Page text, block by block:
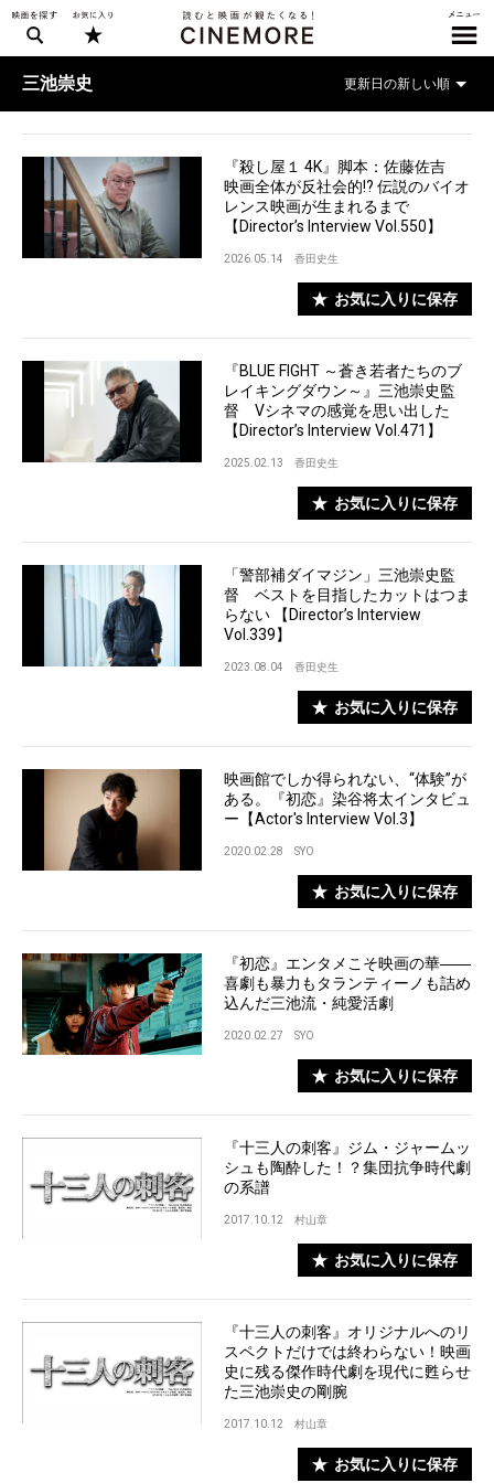
三池崇史
『殺し屋１ 4K』脚本：佐藤佐吉
映画全体が反社会的!? 伝説のバイオ
レンス映画が生まれるまで
【Director’s Interview Vol.550】
2026.05.14 香田史生
お気に入りに保存
『BLUE FIGHT ～蒼き若者たちのブ
レイキングダウン～』三池崇史監
督 Vシネマの感覚を思い出した
【Director’s Interview Vol.471】
2025.02.13 香田史生
お気に入りに保存
「警部補ダイマジン」三池崇史監
督 ベストを目指したカットはつま
らない 【Director’s Interview
Vol.339】
2023.08.04 香田史生
お気に入りに保存
映画館でしか得られない、“体験”が
ある。『初恋』染谷将太インタビュ
ー【Actor's Interview Vol.3】
2020.02.28 SYO
お気に入りに保存
『初恋』エンタメこそ映画の華――
喜劇も暴力もタランティーノも詰め
込んだ三池流・純愛活劇
2020.02.27 SYO
お気に入りに保存
『十三人の刺客』ジム・ジャームッ
シュも陶酔した！？集団抗争時代劇
の系譜
2017.10.12 村山章
お気に入りに保存
『十三人の刺客』オリジナルへのリ
スペクトだけでは終わらない！映画
史に残る傑作時代劇を現代に甦らせ
た三池崇史の剛腕
2017.10.12 村山章
お気に入りに保存